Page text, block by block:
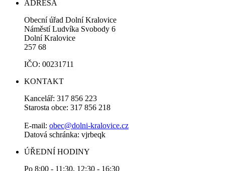
ADRESA
Obecní úřad Dolní Kralovice
Náměstí Ludvíka Svobody 6
Dolní Kralovice
257 68
IČO: 00231711
KONTAKT
Kancelář: 317 856 223
Starosta obce: 317 856 218
E-mail: obec@dolni-kralovice.cz
Datová schránka: vjrbeqk
ÚŘEDNÍ HODINY
Po 8:00 - 11:30, 12:30 - 16:30